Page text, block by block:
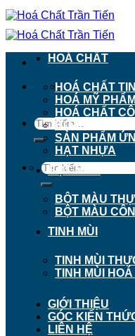
Chuyển
đến
nội
911 - 913
Hồ Chí Minh
Tìm
kiếm:
Tìm
kiếm:
HOÁ CHẤT
HOÁ CHẤT
HOÁ MỸ PHẨM
HOÁ CHẤT
HOÁ CHẤT
SẢN PHẨM
HẠT NHỰA
BỘT MÀU
BỘT MÀU
BỘT MÀU
TINH MÙI
TINH MÙI
TINH MÙI
GIỚI THIỆU
GÓC KIẾN
LIÊN HỆ